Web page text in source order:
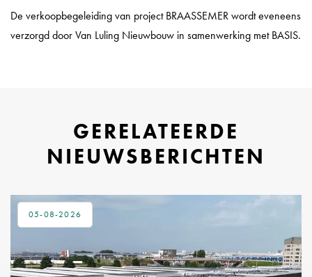
De verkoopbegeleiding van project BRAASSEMER wordt eveneens
verzorgd door Van Luling Nieuwbouw in samenwerking met BASIS.
GERELATEERDE
NIEUWSBERICHTEN
05-08-2026